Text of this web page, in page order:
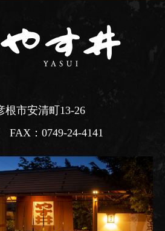
根市安清町13-26
FAX：0749-24-4141